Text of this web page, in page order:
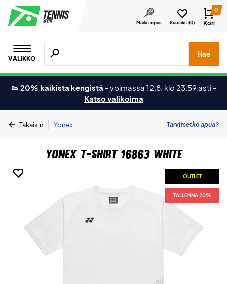
Mailat opas Suosikit (0)
0
Kori
VALIKKO
Hae tuotteita, merkkejä jne.
Hae
👟 20% kaikista kengistä -voimassa 12.8. klo 23.59 asti -
Katso valikoima
Takaisin | Yonex Tarvitsetko apua?
Yonex T-shirt 16863 White
OUTLET
TALLENNA 20%
OUTLET
TALLENNA 20%
OUTLET
TALLENNA 20%
OUTLET
TALLENNA 20%
OUTLET
TALLENNA 20%